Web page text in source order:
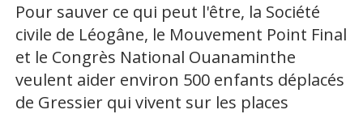
Pour sauver ce qui peut l'être, la Société
civile de Léogâne, le Mouvement Point Final
et le Congrès National Ouanaminthe
veulent aider environ 500 enfants déplacés
de Gressier qui vivent sur les places